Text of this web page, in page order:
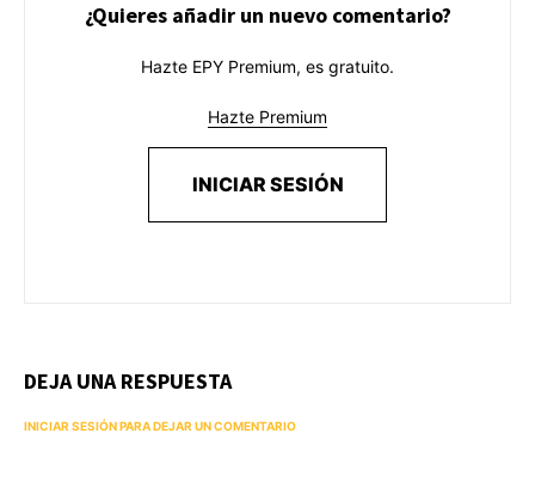
¿Quieres añadir un nuevo comentario?
Hazte EPY Premium, es gratuito.
Hazte Premium
INICIAR SESIÓN
DEJA UNA RESPUESTA
INICIAR SESIÓN PARA DEJAR UN COMENTARIO